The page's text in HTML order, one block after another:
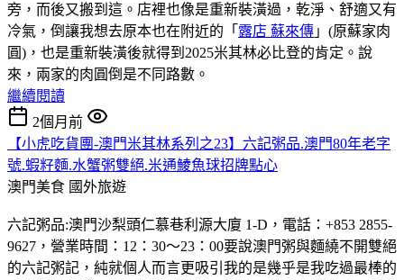
旁，而後又搬到這。店裡也像是重新裝潢過，乾淨、舒適又有
冷氣，倒讓我想去原本也在附近的「 露店 蘇來傳 」(原蘇家肉
圓)，也是重新裝潢後就得到2025米其林必比登的肯定。說
來，兩家的肉圓倒是不同路數。
繼續閱讀
2個月前
【小虎吃貨團-澳門米其林系列之23】六記粥品.澳門80年老字
號.蝦籽麵.水蟹粥雙絕.米通鯪魚球招牌點心
澳門美食 國外旅遊
六記粥品:澳門沙梨頭仁慕巷利源大廈 1-D，電話：+853 2855-
9627，營業時間：12：30～23：00要說澳門粥與麵繞不開雙絕
的六記粥記，純就個人而言更吸引我的是幾乎是我吃過最棒的